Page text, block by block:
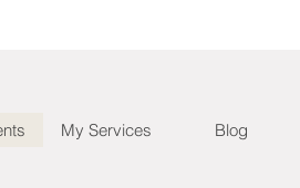
My Services Blog